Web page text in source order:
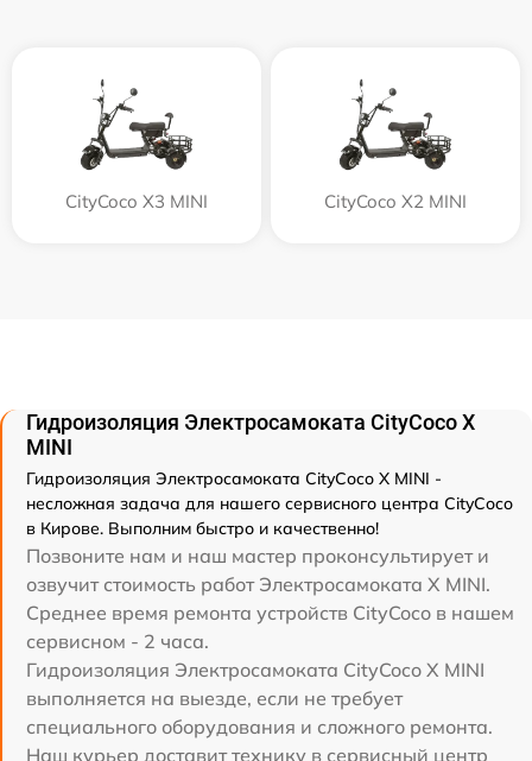
CityCoco X3 MINI CityCoco X2 MINI
Гидроизоляция Электросамоката CityCoco X
MINI
Гидроизоляция Электросамоката CityCoco X MINI -
несложная задача для нашего сервисного центра CityCoco
в Кирове. Выполним быстро и качественно!
Позвоните нам и наш мастер проконсультирует и
озвучит стоимость работ Электросамоката X MINI.
Среднее время ремонта устройств CityCoco в нашем
сервисном - 2 часа.
Гидроизоляция Электросамоката CityCoco X MINI
выполняется на выезде, если не требует
специального оборудования и сложного ремонта.
Наш курьер доставит технику в сервисный центр